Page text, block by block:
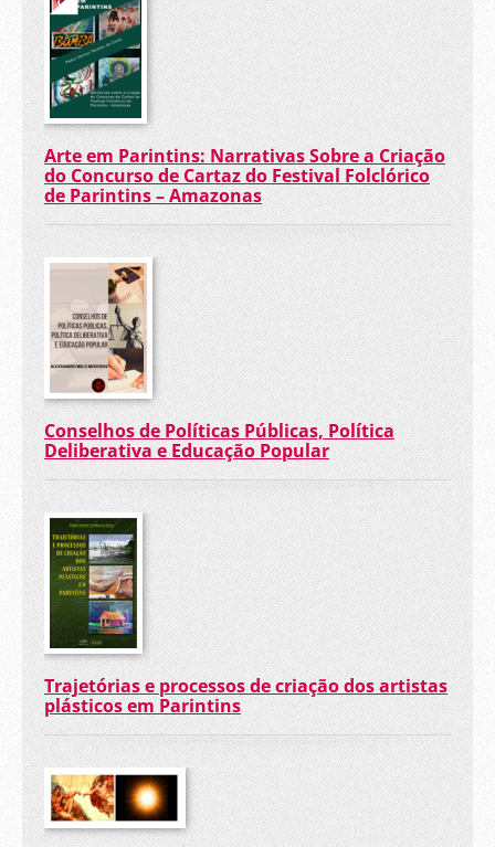
Arte em Parintins: Narrativas Sobre a Criação
do Concurso de Cartaz do Festival Folclórico
de Parintins – Amazonas
Conselhos de Políticas Públicas, Política
Deliberativa e Educação Popular
Trajetórias e processos de criação dos artistas
plásticos em Parintins